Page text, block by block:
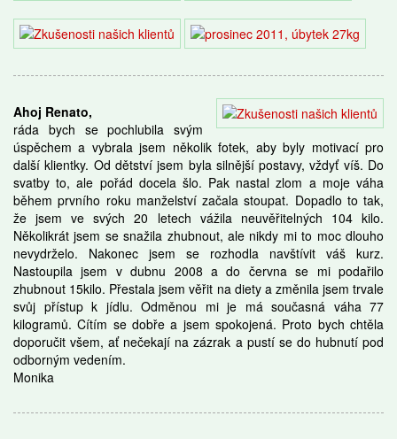
Ahoj Renato,
ráda bych se pochlubila svým
úspěchem a vybrala jsem několik fotek, aby byly motivací pro
další klientky. Od dětství jsem byla silnější postavy, vždyť víš. Do
svatby to, ale pořád docela šlo. Pak nastal zlom a moje váha
během prvního roku manželství začala stoupat. Dopadlo to tak,
že jsem ve svých 20 letech vážila neuvěřitelných 104 kilo.
Několikrát jsem se snažila zhubnout, ale nikdy mi to moc dlouho
nevydrželo. Nakonec jsem se rozhodla navštívit váš kurz.
Nastoupila jsem v dubnu 2008 a do června se mi podařilo
zhubnout 15kilo. Přestala jsem věřit na diety a změnila jsem trvale
svůj přístup k jídlu. Odměnou mi je má současná váha 77
kilogramů. Cítím se dobře a jsem spokojená. Proto bych chtěla
doporučit všem, ať nečekají na zázrak a pustí se do hubnutí pod
odborným vedením.
Monika